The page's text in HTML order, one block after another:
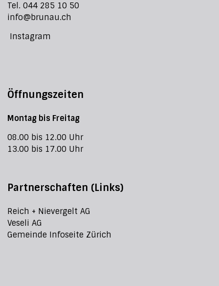
Tel. 044 285 10 50
info@brunau.ch
Instagram
Öffnungszeiten
Montag bis Freitag
08.00 bis 12.00 Uhr
13.00 bis 17.00 Uhr
Partnerschaften (Links)
Reich + Nievergelt AG
Veseli AG
Gemeinde Infoseite Zürich